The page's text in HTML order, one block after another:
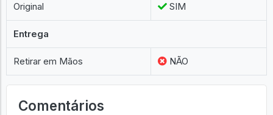
Original SIM
Entrega
Retirar em Mãos NÃO
Comentários